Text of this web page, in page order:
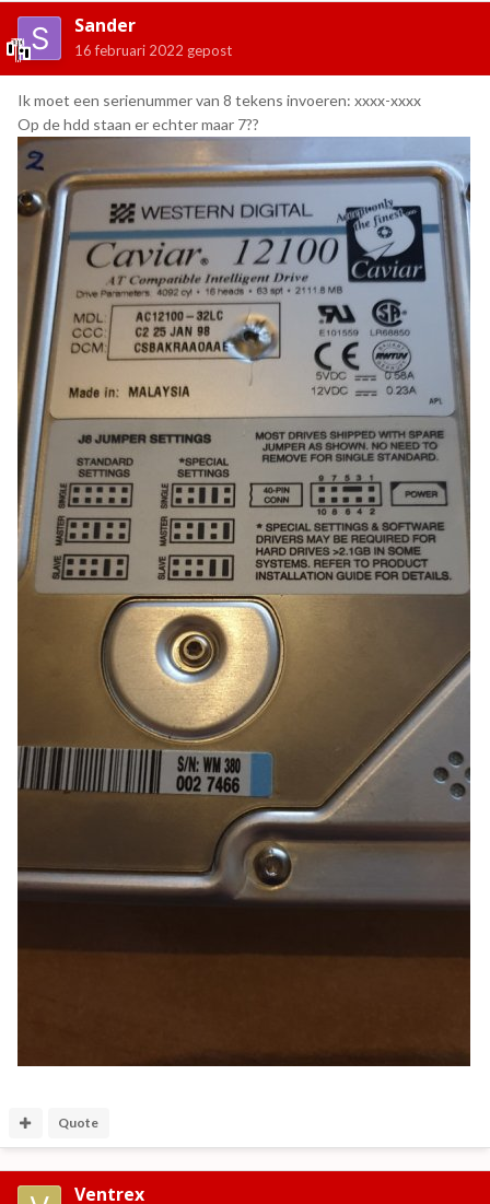
Sander
16 februari 2022 gepost
Ik moet een serienummer van 8 tekens invoeren: xxxx-xxxx
Op de hdd staan er echter maar 7??
Quote
Ventrex